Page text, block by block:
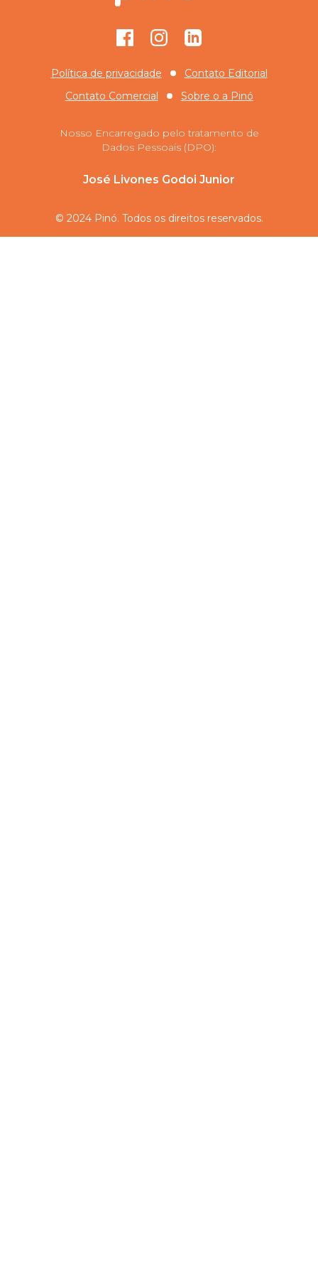
FacebookInstagramGitHub
Política de privacidade
Contato Editorial
Contato Comercial
Sobre o a Pinó
Nosso Encarregado pelo tratamento de
Dados Pessoais (DPO):
José Livones Godoi Junior
© 2024 Pinó. Todos os direitos reservados.